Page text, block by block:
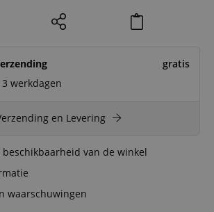
gratis
werkdagen
en Levering
van de winkel
waarschuwingen